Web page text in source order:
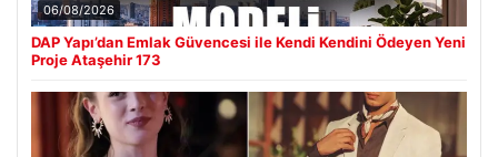
06/08/2026
DAP Yapı’dan Emlak Güvencesi ile Kendi Kendini Ödeyen Yeni
Proje Ataşehir 173